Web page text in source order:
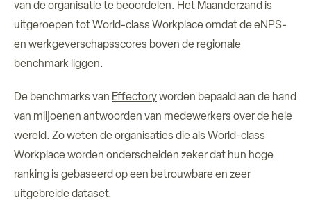
van de organisatie te beoordelen. Het Maanderzand is
uitgeroepen tot World-class Workplace omdat de eNPS-
en werkgeverschapsscores boven de regionale
benchmark liggen.
De benchmarks van Effectoryworden bepaald aan de hand
van miljoenen antwoorden van medewerkers over de hele
wereld. Zo weten de organisaties die als World-class
Workplace worden onderscheiden zeker dat hun hoge
ranking is gebaseerd op een betrouwbare en zeer
uitgebreide dataset.